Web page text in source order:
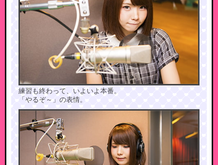
練習も終わって、いよいよ本番。
「やるぞ～」の表情。